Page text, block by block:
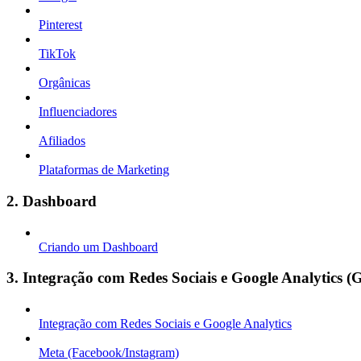
Pinterest
TikTok
Orgânicas
Influenciadores
Afiliados
Plataformas de Marketing
2. Dashboard
Criando um Dashboard
3. Integração com Redes Sociais e Google Analytics
Integração com Redes Sociais e Google Analytics
Meta (Facebook/Instagram)